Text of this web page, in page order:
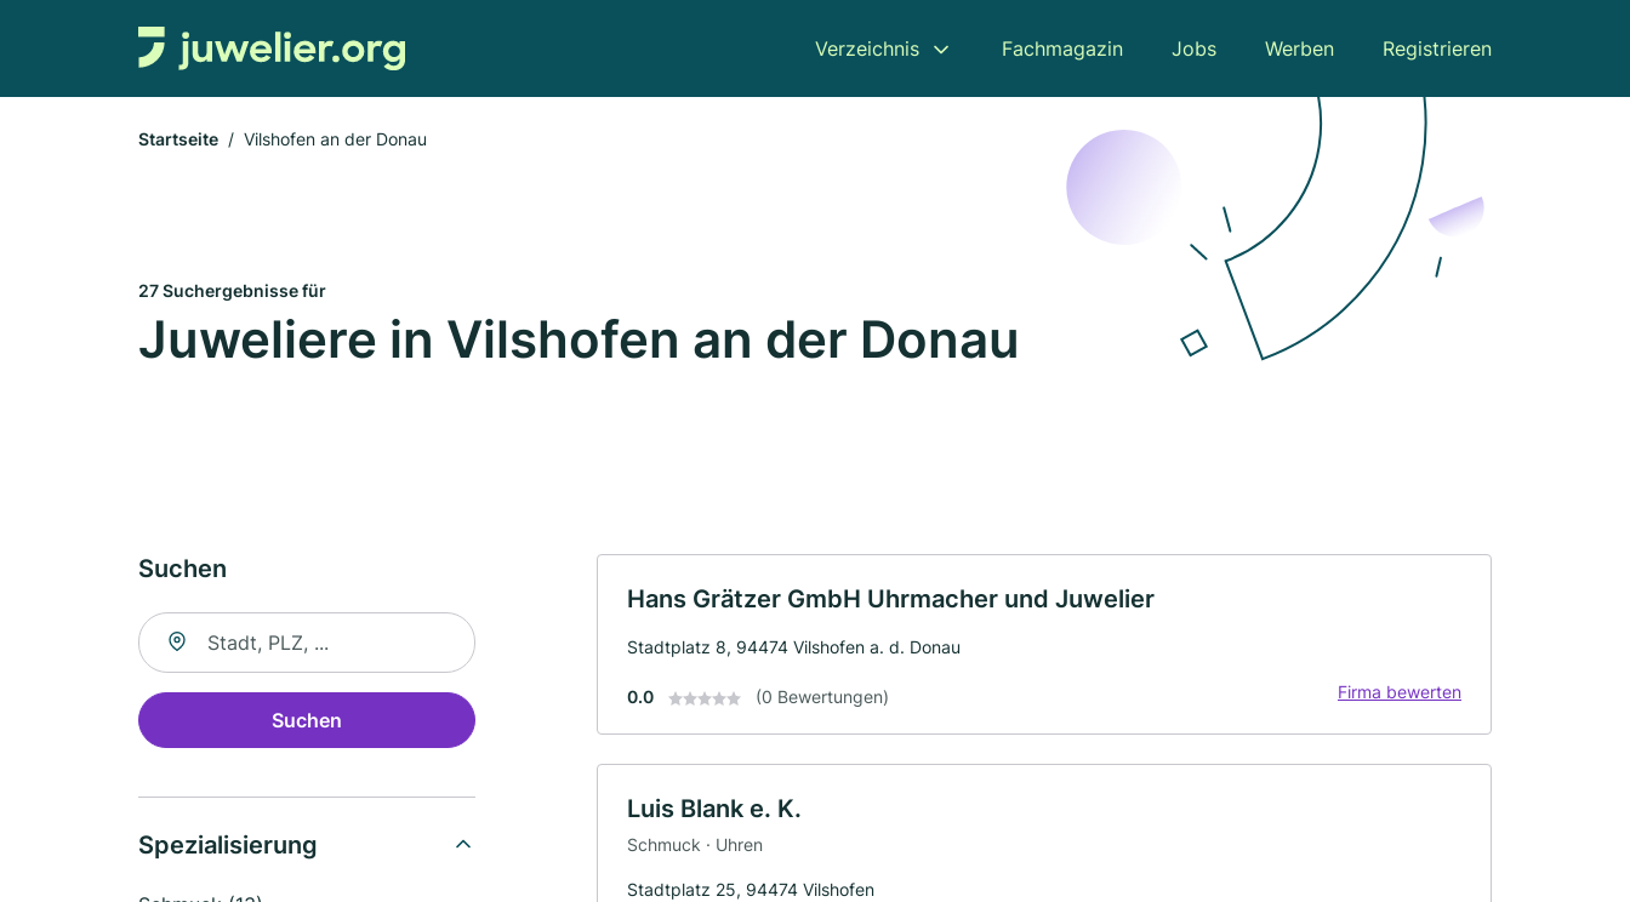
Verzeichnis Fachmagazin Jobs Werben Registrieren
Startseite Vilshofen an der Donau
27 Suchergebnisse für
Juweliere in Vilshofen an der Donau
Suchen
Suche nach Ort
Suchen
Spezialisierung
Hans Grätzer GmbH Uhrmacher und Juwelier
Stadtplatz 8, 94474 Vilshofen a. d. Donau
0.0 (0 Bewertungen) Firma bewerten
Luis Blank e. K.
Schmuck · Uhren
Stadtplatz 25, 94474 Vilshofen